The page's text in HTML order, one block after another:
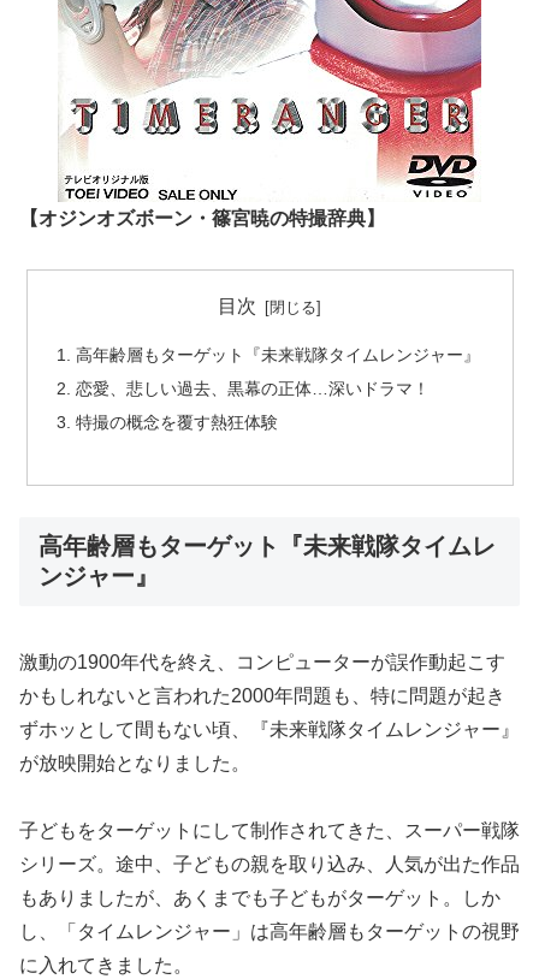
【オジンオズボーン・篠宮暁の特撮辞典】
目次
高年齢層もターゲット『未来戦隊タイムレンジャー』
恋愛、悲しい過去、黒幕の正体…深いドラマ！
特撮の概念を覆す熱狂体験
高年齢層もターゲット『未来戦隊タイムレ
ンジャー』
激動の1900年代を終え、コンピューターが誤作動起こす
かもしれないと言われた2000年問題も、特に問題が起き
ずホッとして間もない頃、『未来戦隊タイムレンジャー』
が放映開始となりました。
子どもをターゲットにして制作されてきた、スーパー戦隊
シリーズ。途中、子どもの親を取り込み、人気が出た作品
もありましたが、あくまでも子どもがターゲット。しか
し、「タイムレンジャー」は高年齢層もターゲットの視野
に入れてきました。